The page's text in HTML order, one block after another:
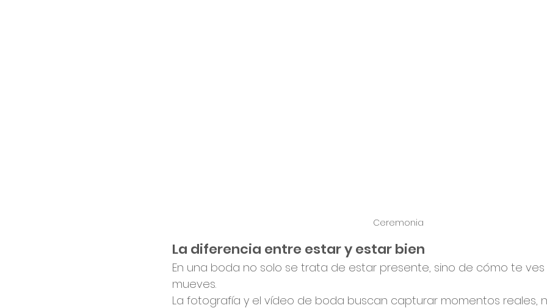
Ceremonia
La diferencia entre estar y estar bien
En una boda no solo se trata de estar presente, sino de cómo te
mueves.
La fotografía y el vídeo de boda buscan capturar momentos reales,